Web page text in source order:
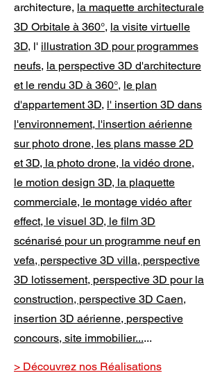
architecture, la maquette architecturale
3D Orbitale à 360°, la visite virtuelle
3D, l' illustration 3D pour programmes
neufs, la perspective 3D d'architecture
et le rendu 3D à 360°, le plan
d'appartement 3D, l' insertion 3D dans
l'environnement, l'insertion aérienne
sur photo drone, les plans masse 2D
et 3D, la photo drone, la vidéo drone,
le motion design 3D, la plaquette
commerciale, le montage vidéo after
effect, le visuel 3D, le film 3D
scénarisé pour un programme neuf en
vefa, perspective 3D villa, perspective
3D lotissement, perspective 3D pour la
construction, perspective 3D Caen,
insertion 3D aérienne, perspective
concours, site immobilier......
> Découvrez nos Réalisations